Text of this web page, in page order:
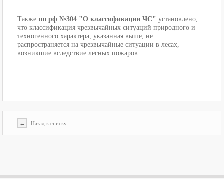
Также пп рф №304 "О классификации ЧС" установлено,
что классификация чрезвычайных ситуаций природного и
техногенного характера, указанная выше , не
распространяется на чрезвычайные ситуации в лесах,
возникшие вследствие лесных пожаров.
← Назад к списку